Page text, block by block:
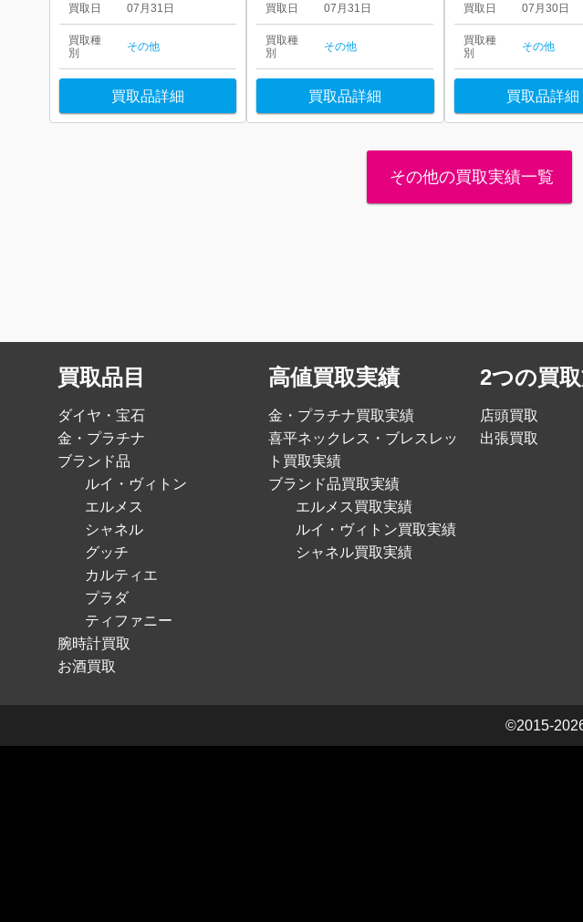
買取日 07月31日
買取種
別
その他
買取品詳細
買取日 07月31日
買取種
別
その他
買取品詳細
買取日 07月30日
買取種
別
その他
買取品詳細
その他の買取実績一覧
買取品目
ダイヤ・宝石
金・プラチナ
ブランド品
ルイ・ヴィトン
エルメス
シャネル
グッチ
カルティエ
プラダ
ティファニー
腕時計買取
お酒買取
高値買取実績
金・プラチナ買取実績
喜平ネックレス・ブレスレッ
ト買取実績
ブランド品買取実績
エルメス買取実績
ルイ・ヴィトン買取実績
シャネル買取実績
2つの買
店頭買取
出張買取
©2015-